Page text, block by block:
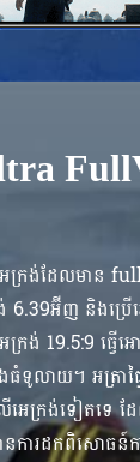
េក្រង់ដែលមាន
6.39អ៊ីញ និងប្រើ
ង់ 19.5:9 ធ្វើអ
លាយ។ អត្រាផ្
ើអេក្រង់ទៀតទេ
ារដកពិសោធន៍ក